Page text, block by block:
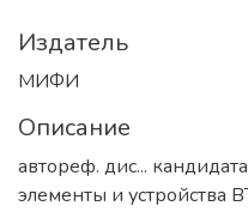
Издатель
МИФИ
Описание
автореф. дис...
элементы и устройства